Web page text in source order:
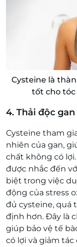
Cysteine là
tốt cho tóc
4. Thải độc
Cysteine tham
nhiên của gan,
chất không có
được nhắc đến
biệt trong việc
động của stress
đủ cysteine, quá
định hơn. Đây là
giúp bảo vệ tế
có lợi và giảm